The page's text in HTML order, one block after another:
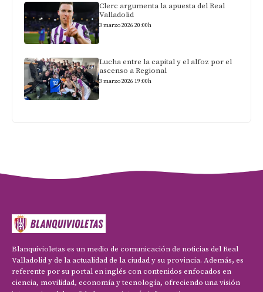
Clerc argumenta la apuesta del Real
Valladolid
3 marzo 2026 20:00h
Lucha entre la capital y el alfoz por el
ascenso a Regional
3 marzo 2026 19:00h
Blanquivioletas es un medio de comunicación de noticias del Real
Valladolid y de la actualidad de la ciudad y su provincia. Además, es
referente por su portal en inglés con contenidos enfocados en
ciencia, movilidad, economía y tecnología, ofreciendo una visión